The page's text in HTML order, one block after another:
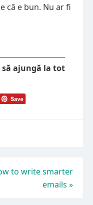
că e bun. Nu ar fi
ajungă la tot
to write smarter
emails »